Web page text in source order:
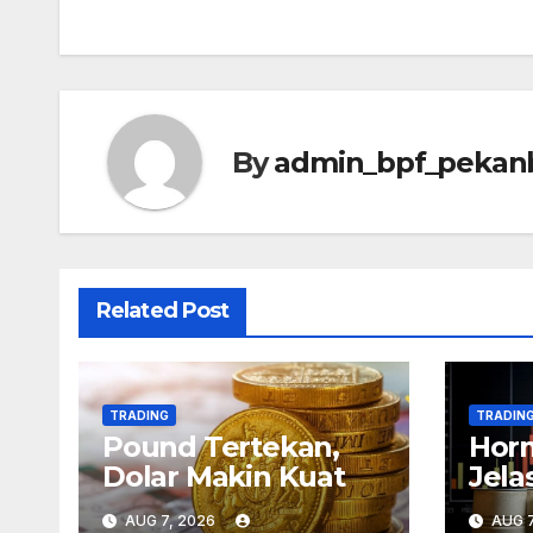
By
Related Post
TRADING
Pound Tertekan,
Dolar Makin Kuat
AUG 7, 2026 AUG